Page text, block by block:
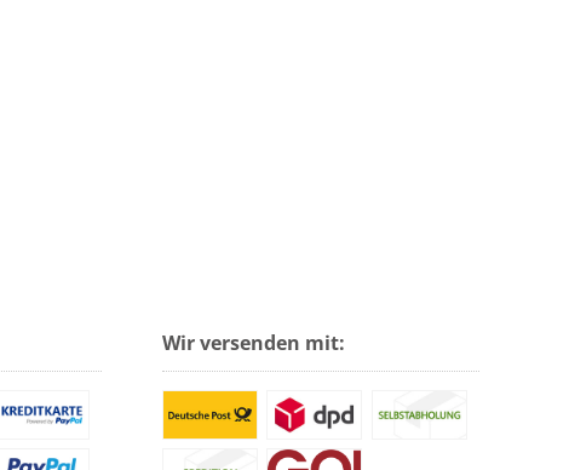
Wir versenden mit: